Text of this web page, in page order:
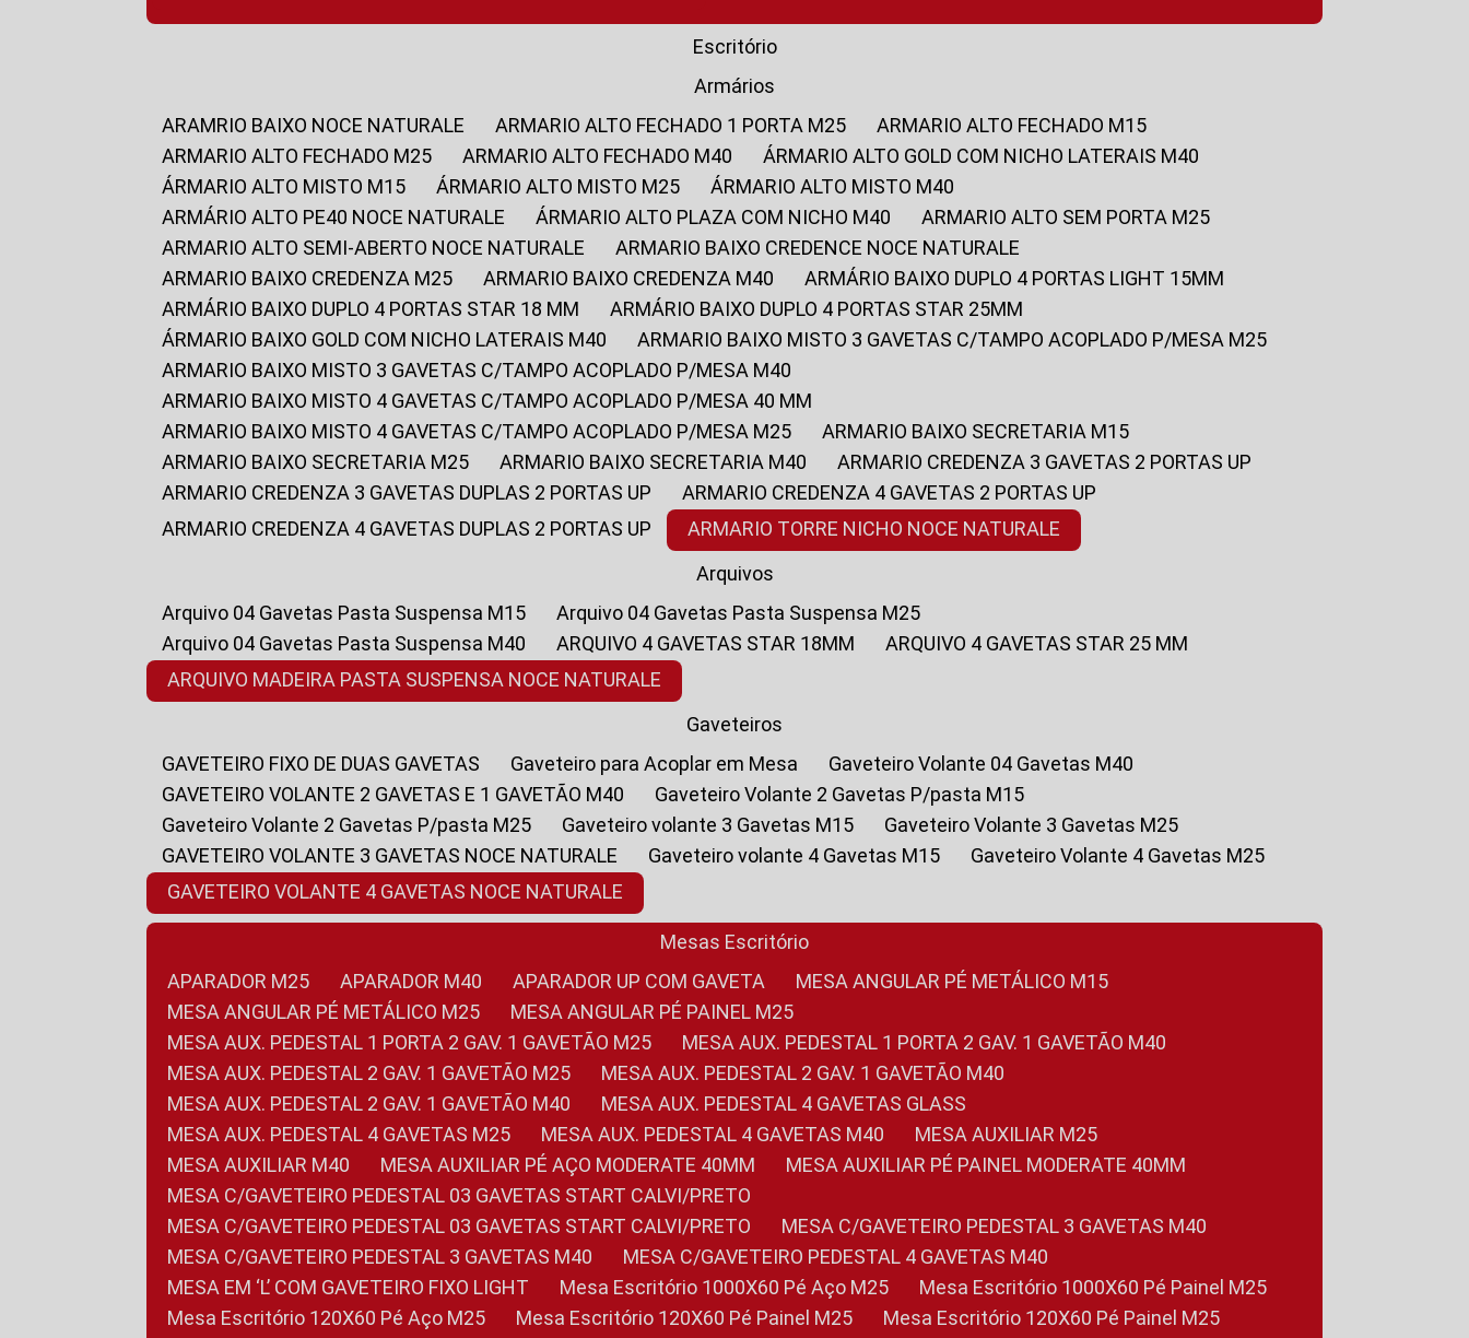
Escritório
Armários
ARAMRIO BAIXO NOCE NATURALE
ARMARIO ALTO FECHADO 1 PORTA M25
ARMARIO ALTO FECHADO M15
ARMARIO ALTO FECHADO M25
ARMARIO ALTO FECHADO M40
ÁRMARIO ALTO GOLD COM NICHO LATERAIS M40
ÁRMARIO ALTO MISTO M15
ÁRMARIO ALTO MISTO M25
ÁRMARIO ALTO MISTO M40
ARMÁRIO ALTO PE40 NOCE NATURALE
ÁRMARIO ALTO PLAZA COM NICHO M40
ARMARIO ALTO SEM PORTA M25
ARMARIO ALTO SEMI-ABERTO NOCE NATURALE
ARMARIO BAIXO CREDENCE NOCE NATURALE
ARMARIO BAIXO CREDENZA M25
ARMARIO BAIXO CREDENZA M40
ARMÁRIO BAIXO DUPLO 4 PORTAS LIGHT 15MM
ARMÁRIO BAIXO DUPLO 4 PORTAS STAR 18 MM
ARMÁRIO BAIXO DUPLO 4 PORTAS STAR 25MM
ÁRMARIO BAIXO GOLD COM NICHO LATERAIS M40
ARMARIO BAIXO MISTO 3 GAVETAS C/TAMPO ACOPLADO P/MESA M25
ARMARIO BAIXO MISTO 3 GAVETAS C/TAMPO ACOPLADO P/MESA M40
ARMARIO BAIXO MISTO 4 GAVETAS C/TAMPO ACOPLADO P/MESA 40 MM
ARMARIO BAIXO MISTO 4 GAVETAS C/TAMPO ACOPLADO P/MESA M25
ARMARIO BAIXO SECRETARIA M15
ARMARIO BAIXO SECRETARIA M25
ARMARIO BAIXO SECRETARIA M40
ARMARIO CREDENZA 3 GAVETAS 2 PORTAS UP
ARMARIO CREDENZA 3 GAVETAS DUPLAS 2 PORTAS UP
ARMARIO CREDENZA 4 GAVETAS 2 PORTAS UP
ARMARIO CREDENZA 4 GAVETAS DUPLAS 2 PORTAS UP
ARMARIO TORRE NICHO NOCE NATURALE
Arquivos
Arquivo 04 Gavetas Pasta Suspensa M15
Arquivo 04 Gavetas Pasta Suspensa M25
Arquivo 04 Gavetas Pasta Suspensa M40
ARQUIVO 4 GAVETAS STAR 18MM
ARQUIVO 4 GAVETAS STAR 25 MM
ARQUIVO MADEIRA PASTA SUSPENSA NOCE NATURALE
Gaveteiros
GAVETEIRO FIXO DE DUAS GAVETAS
Gaveteiro para Acoplar em Mesa
Gaveteiro Volante 04 Gavetas M40
GAVETEIRO VOLANTE 2 GAVETAS E 1 GAVETÃO M40
Gaveteiro Volante 2 Gavetas P/pasta M15
Gaveteiro Volante 2 Gavetas P/pasta M25
Gaveteiro volante 3 Gavetas M15
Gaveteiro Volante 3 Gavetas M25
GAVETEIRO VOLANTE 3 GAVETAS NOCE NATURALE
Gaveteiro volante 4 Gavetas M15
Gaveteiro Volante 4 Gavetas M25
GAVETEIRO VOLANTE 4 GAVETAS NOCE NATURALE
Mesas Escritório
APARADOR M25
APARADOR M40 APARADOR UP COM GAVETA
MESA ANGULAR PÉ METÁLICO M15
MESA ANGULAR PÉ METÁLICO M25
MESA ANGULAR PÉ PAINEL M25
MESA AUX. PEDESTAL 1 PORTA 2 GAV. 1 GAVETÃO M25
MESA AUX. PEDESTAL 1 PORTA 2 GAV. 1 GAVETÃO M40
MESA AUX. PEDESTAL 2 GAV. 1 GAVETÃO M25
MESA AUX. PEDESTAL 2 GAV. 1 GAVETÃO M40
MESA AUX. PEDESTAL 2 GAV. 1 GAVETÃO M40
MESA AUX. PEDESTAL 4 GAVETAS GLASS
MESA AUX. PEDESTAL 4 GAVETAS M25
MESA AUX. PEDESTAL 4 GAVETAS M40
MESA AUXILIAR M25
MESA AUXILIAR M40
MESA AUXILIAR PÉ AÇO MODERATE 40MM
MESA AUXILIAR PÉ PAINEL MODERATE 40MM
MESA C/GAVETEIRO PEDESTAL 03 GAVETAS START CALVI/PRETO
MESA C/GAVETEIRO PEDESTAL 03 GAVETAS START CALVI/PRETO
MESA C/GAVETEIRO PEDESTAL 3 GAVETAS M40
MESA C/GAVETEIRO PEDESTAL 3 GAVETAS M40
MESA C/GAVETEIRO PEDESTAL 4 GAVETAS M40
MESA EM ‘L’ COM GAVETEIRO FIXO LIGHT
Mesa Escritório 1000X60 Pé Aço M25
Mesa Escritório 1000X60 Pé Painel M25
Mesa Escritório 120X60 Pé Aço M25
Mesa Escritório 120X60 Pé Painel M25
Mesa Escritório 120X60 Pé Painel M25